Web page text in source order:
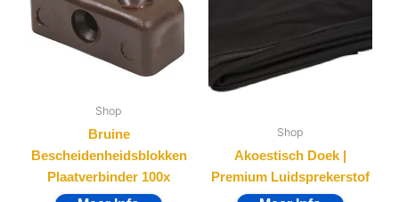
Shop
Bruine
Bescheidenheidsblokken
Plaatverbinder 100x
Shop
Akoestisch Doek |
Premium Luidsprekerstof